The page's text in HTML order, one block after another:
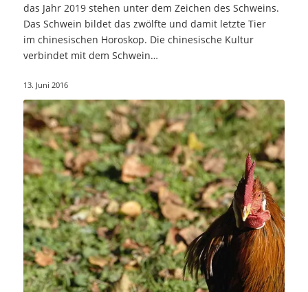
das Jahr 2019 stehen unter dem Zeichen des Schweins.
Das Schwein bildet das zwölfte und damit letzte Tier
im chinesischen Horoskop. Die chinesische Kultur
verbindet mit dem Schwein…
13. Juni 2016